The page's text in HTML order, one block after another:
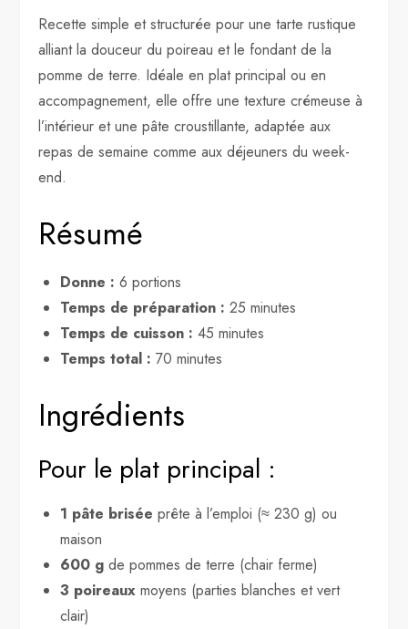
Recette simple et structurée pour une tarte rustique
alliant la douceur du poireau et le fondant de la
pomme de terre. Idéale en plat principal ou en
accompagnement, elle offre une texture crémeuse à
l’intérieur et une pâte croustillante, adaptée aux
repas de semaine comme aux déjeuners du week-
end.
Résumé
Donne : 6 portions
Temps de préparation : 25 minutes
Temps de cuisson : 45 minutes
Temps total : 70 minutes
Ingrédients
Pour le plat principal :
1 pâte brisée prête à l’emploi (≈ 230 g) ou
maison
600 g de pommes de terre (chair ferme)
3 poireaux moyens (parties blanches et vert
clair)